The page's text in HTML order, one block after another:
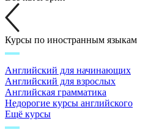
Курсы по иностранным языкам
Английский для начинающих
Английский для взрослых
Английская грамматика
Недорогие курсы английского
Ещё курсы